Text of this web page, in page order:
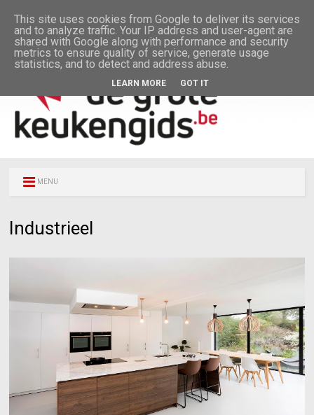
MENU
Industrieel
This site uses cookies from Google to deliver its services
and to analyze traffic. Your IP address and user-agent are
shared with Google along with performance and security
metrics to ensure quality of service, generate usage
statistics, and to detect and address abuse.
LEARN MORE GOT IT